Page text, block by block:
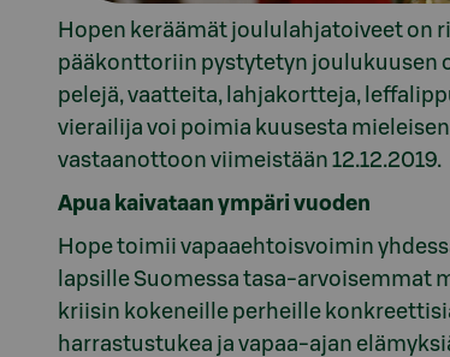
Hopen keräämät joululahjatoiveet on
pääkonttoriin pystytetyn joulukuusen
pelejä, vaatteita, lahjakortteja,
vierailija voi poimia kuusesta
vastaanottoon viimeistään 12.12.2019.
Apua kaivataan ympäri vuoden
Hope toimii vapaaehtoisvoimin
lapsille Suomessa tasa-arvoisemmat
kriisin kokeneille perheille
harrastustukea ja vapaa-ajan